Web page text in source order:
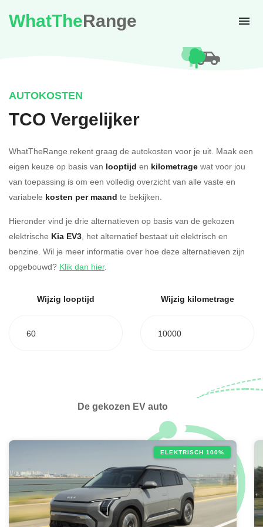
WhatTheRange
AUTOKOSTEN
TCO Vergelijker
WhatTheRange rekent graag de autokosten voor je uit. Maak een
eigen keuze op basis van looptijd en kilometrage wat voor jou
van toepassing is om een volledig overzicht van alle vaste en
variabele kosten per maand te bekijken.
Hieronder vind je drie alternatieven op basis van de gekozen
elektrische Kia EV3, het alternatief bestaat uit elektrisch en
benzine. Wil je meer informatie over hoe deze alternatieven zijn
opgebouwd? Klik dan hier.
Wijzig looptijd
60
Wijzig kilometrage
10000
De gekozen EV auto
ELEKTRISCH 100%